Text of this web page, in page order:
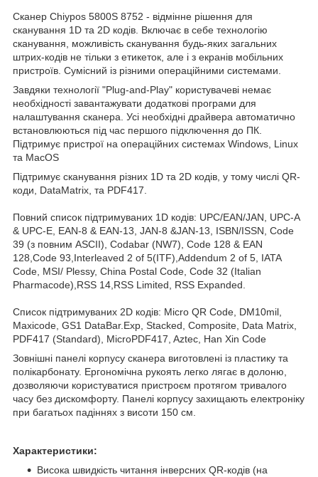
Сканер Chiypos 5800S 8752 - відмінне рішення для
сканування 1D та 2D кодів. Включає в себе технологію
сканування, можливість сканування будь-яких загальних
штрих-кодів не тільки з етикеток, але і з екранів мобільних
пристроїв. Сумісний із різними операційними системами.
Завдяки технології "Plug-and-Play" користувачеві немає
необхідності завантажувати додаткові програми для
налаштування сканера. Усі необхідні драйвера автоматично
встановлюються під час першого підключення до ПК.
Підтримує пристрої на операційних системах Windows, Linux
та MacOS
Підтримує сканування різних 1D та 2D кодів, у тому числі QR-
коди, DataMatrix, та PDF417.
Повний список підтримуваних 1D кодів: UPC/EAN/JAN, UPC-A
& UPC-E, EAN-8 & EAN-13, JAN-8 &JAN-13, ISBN/ISSN, Code
39 (з повним ASCII), Codabar (NW7), Code 128 & EAN
128,Code 93,Interleaved 2 of 5(ITF),Addendum 2 of 5, IATA
Code, MSI/ Plessy, China Postal Code, Code 32 (Italian
Pharmacode),RSS 14,RSS Limited, RSS Expanded.
Список підтримуваних 2D кодів: Micro QR Code, DM10mil,
Maxicode, GS1 DataBar.Exp, Stacked, Composite, Data Matrix,
PDF417 (Standard), MicroPDF417, Aztec, Han Xin Code
Зовнішні панелі корпусу сканера виготовлені із пластику та
полікарбонату. Ергономічна рукоять легко лягає в долоню,
дозволяючи користуватися пристроєм протягом тривалого
часу без дискомфорту. Панелі корпусу захищають електроніку
при багатьох падіннях з висоти 150 см.
Характеристики:
Висока швидкість читання інверсних QR-кодів (на